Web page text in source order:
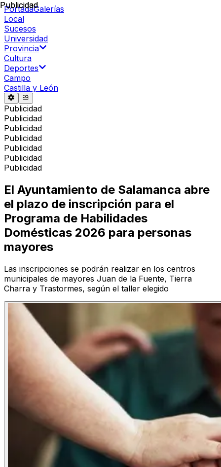
PortadaGalerías
Local
Sucesos
Universidad
Provincia
Cultura
Deportes
Campo
Castilla y León
Publicidad
Publicidad
Publicidad
Publicidad
Publicidad
Publicidad
Publicidad
Publicidad
El Ayuntamiento de Salamanca abre
el plazo de inscripción para el
Programa de Habilidades
Domésticas 2026 para personas
mayores
Las inscripciones se podrán realizar en los centros
municipales de mayores Juan de la Fuente, Tierra
Charra y Trastormes, según el taller elegido
Publicidad